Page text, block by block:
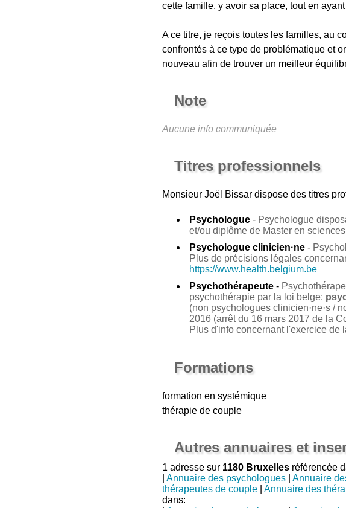
cette famille, y avoir sa place, tout en
A ce titre, je reçois toutes les familles, au
confrontés à ce type de problématique et
nouveau afin de trouver un meilleur
Note
Aucune info communiquée
Titres professionnels
Monsieur Joël Bissardispose des titres
Psychologue- Psychologue
et/ou diplôme de Master en
Psychologue clinicien·ne-
Plus de précisions légales
https://www.health.belgium.be
Psychothérapeute-
psychothérapie par la loi belge:
(non psychologues clinicien·ne·s /
2016 (arrêt du 16 mars 2017 de la
Plus d'info concernant l'exercice de
Formations
formation en systémique
thérapie de couple
Autres annuaires et
1 adresse sur 1180 Bruxellesréférencée
Annuaire des psychologues| Annuaire
thérapeutes de couple| Annuaire des
dans: